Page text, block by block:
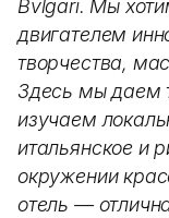
Bvlgari. Мы
двигателем
творчества,
Здесь мы даем
изучаем
итальянское и
окружении
отель —